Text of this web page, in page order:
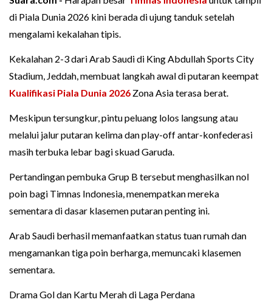
di Piala Dunia 2026 kini berada di ujung tanduk setelah
mengalami kekalahan tipis.
Kekalahan 2-3 dari Arab Saudi di King Abdullah Sports City
Stadium, Jeddah, membuat langkah awal di putaran keempat
Kualifikasi Piala Dunia 2026 Zona Asia terasa berat.
Meskipun tersungkur, pintu peluang lolos langsung atau
melalui jalur putaran kelima dan play-off antar-konfederasi
masih terbuka lebar bagi skuad Garuda.
Pertandingan pembuka Grup B tersebut menghasilkan nol
poin bagi Timnas Indonesia, menempatkan mereka
sementara di dasar klasemen putaran penting ini.
Arab Saudi berhasil memanfaatkan status tuan rumah dan
mengamankan tiga poin berharga, memuncaki klasemen
sementara.
Drama Gol dan Kartu Merah di Laga Perdana